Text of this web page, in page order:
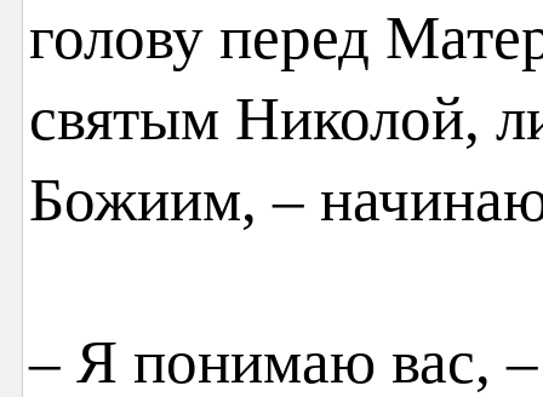
голову перед
святым Николой,
Божиим, –
– Я понимаю вас, –